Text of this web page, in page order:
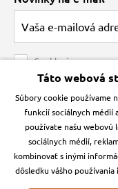
O spoločnosti
Veľkoobchod
Obchodné
Kontakt
Podmienky ochrany
Zásady používanie
Souhlasím se
ochrany osobních
Krmiva Pučálka na
Instagran
Táto webová
Súbory cookie používame
funkcií sociálnych médií
používate našu webovú
sociálnych médií,
kombinovať s inými
dôsledku vášho používania